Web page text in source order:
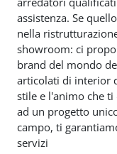
assistenza. Se
nella
showroom: ci
brand del mondo
articolati di interior
stile e l'animo che
ad un progetto
campo, ti
servizi